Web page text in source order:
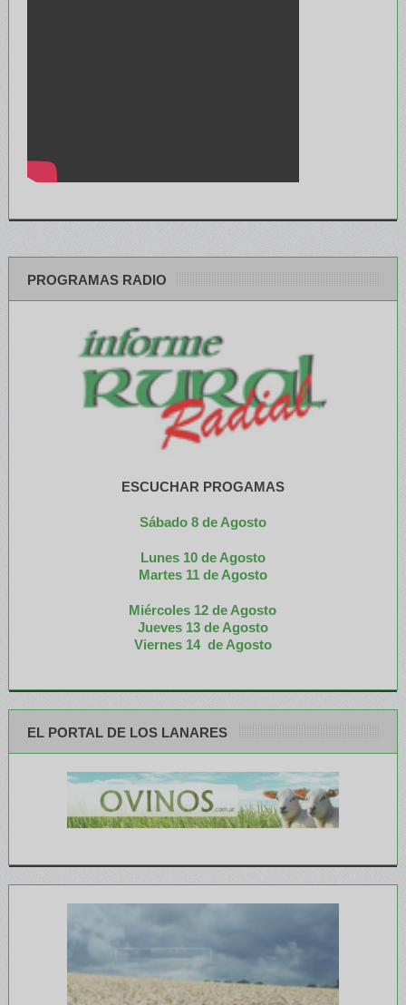
PROGRAMAS RADIO
ESCUCHAR PROGAMAS
Sábado 8 de Agosto
Lunes 10 de Agosto
Martes 11 de Agosto
Miércoles 12 de Agosto
Jueves 13 de Agosto
Viernes 14 de Agosto
EL PORTAL DE LOS LANARES